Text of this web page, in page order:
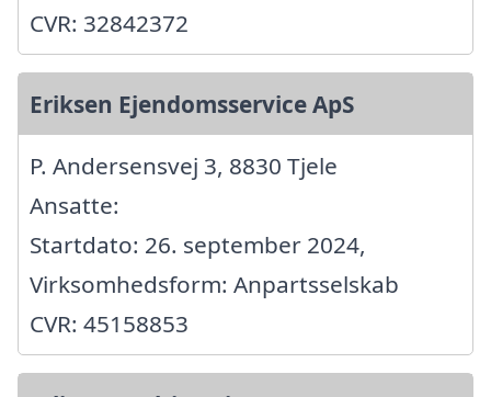
CVR: 32842372
Eriksen Ejendomsservice ApS
P. Andersensvej 3, 8830 Tjele
Ansatte:
Startdato: 26. september 2024,
Virksomhedsform: Anpartsselskab
CVR: 45158853